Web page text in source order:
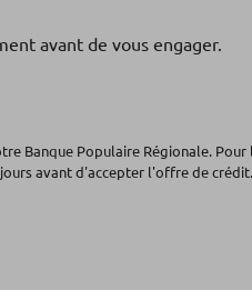
avant de vous engager.
Banque Populaire Régionale.
avant d'accepter l'offre de